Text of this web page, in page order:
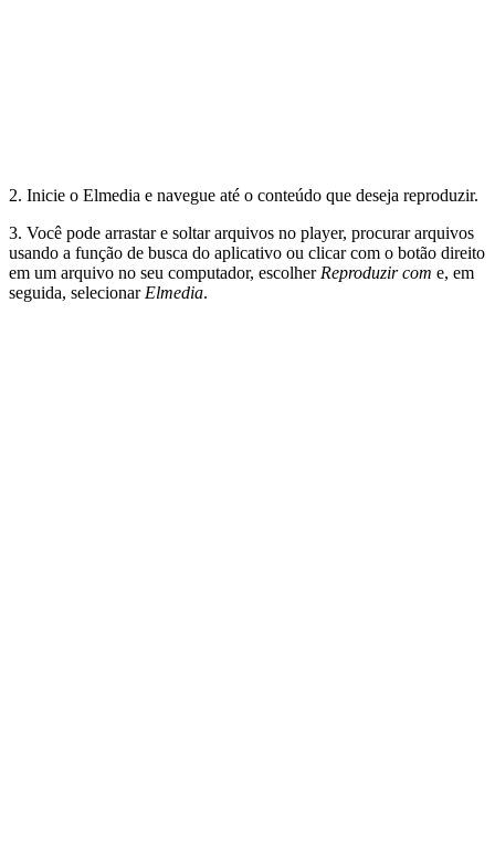
2. Inicie o Elmedia e navegue até o conteúdo que deseja reproduzir.
3. Você pode arrastar e soltar arquivos no player, procurar arquivos
usando a função de busca do aplicativo ou clicar com o botão direito
em um arquivo no seu computador, escolher Reproduzir com e, em
seguida, selecionar Elmedia.